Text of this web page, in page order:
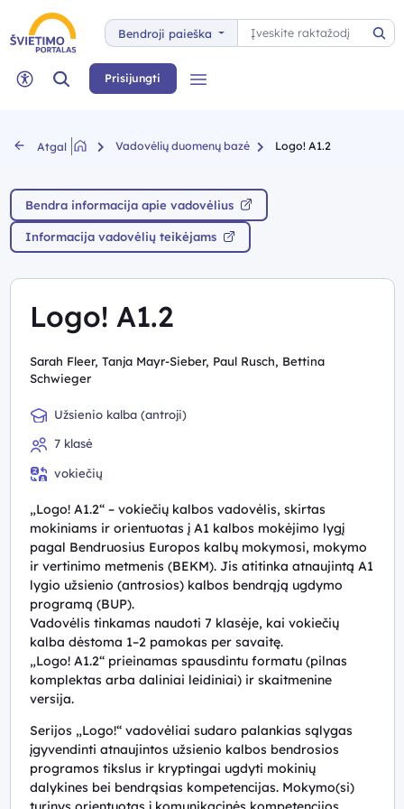
Bendroji paieška
Paieška
Neįgaliųjų rėžimas
Paieška Prisijungti
Atgal Vadovėlių duomenų bazė Logo! A1.2
Bendra informacija apie vadovėlius
Informacija vadovėlių teikėjams
Logo! A1.2
Sarah Fleer, Tanja Mayr-Sieber, Paul Rusch, Bettina
Schwieger
Užsienio kalba (antroji)
7 klasė
vokiečių
„Logo! A1.2“ – vokiečių kalbos vadovėlis, skirtas
mokiniams ir orientuotas į A1 kalbos mokėjimo lygį
pagal Bendruosius Europos kalbų mokymosi, mokymo
ir vertinimo metmenis (BEKM). Jis atitinka atnaujintą A1
lygio užsienio (antrosios) kalbos bendrąją ugdymo
programą (BUP).
Vadovėlis tinkamas naudoti 7 klasėje, kai vokiečių
kalba dėstoma 1–2 pamokas per savaitę.
„Logo! A1.2“ prieinamas spausdintu formatu (pilnas
komplektas arba daliniai leidiniai) ir skaitmenine
versija.
Serijos „Logo!“ vadovėliai sudaro palankias sąlygas
įgyvendinti atnaujintos užsienio kalbos bendrosios
programos tikslus ir kryptingai ugdyti mokinių
dalykines bei bendrąsias kompetencijas. Mokymo(si)